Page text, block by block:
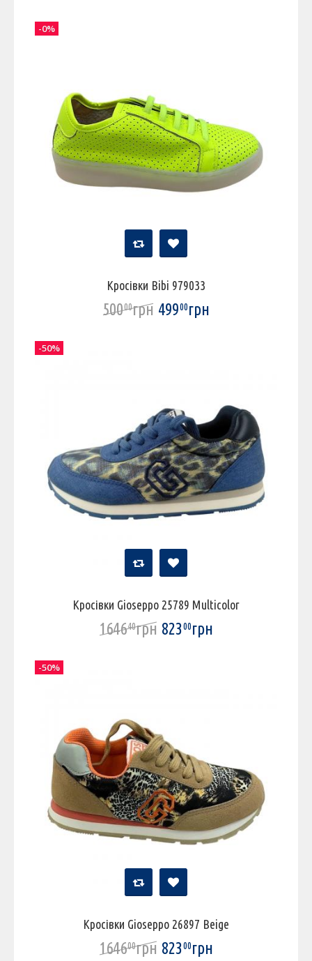
Кросівки Bibi 979033
50000грн 49900грн
-0%
Кросівки Gioseppo 25789 Multicolor
164640грн 82300грн
-50%
Кросівки Gioseppo 26897 Beige
164600грн 82300грн
-50%